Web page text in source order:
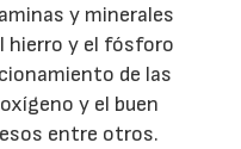
y minerales
hierro y el fósforo
de las
y el buen
entre otros.